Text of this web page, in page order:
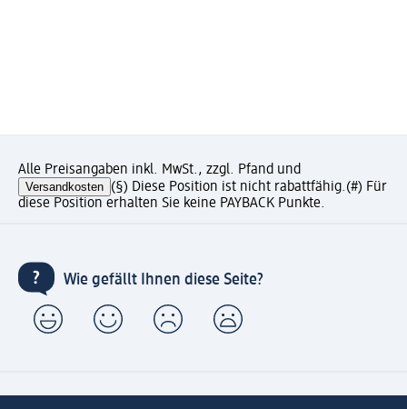
Alle Preisangaben inkl. MwSt., zzgl. Pfand und
Versandkosten (§) Diese Position ist nicht rabattfähig.(#) Für
diese Position erhalten Sie keine PAYBACK Punkte.
Wie gefällt Ihnen diese Seite?